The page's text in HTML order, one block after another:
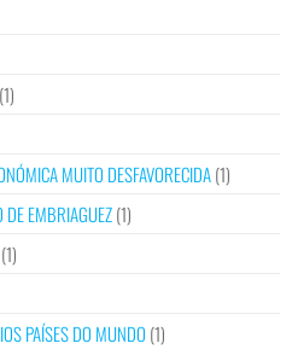
(1)
MUITO DESFAVORECIDA(1)
DE EMBRIAGUEZ(1)
(1)
PAÍSES DO MUNDO (1)